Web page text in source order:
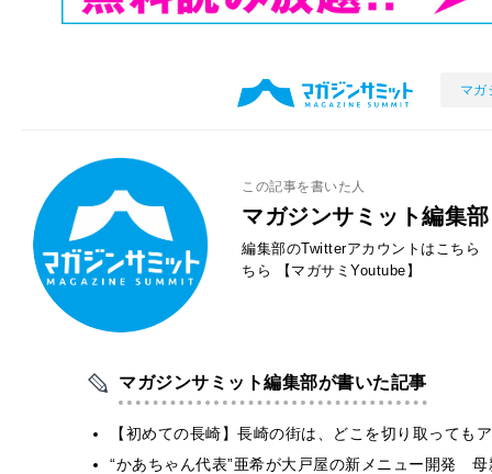
マガ
この記事を書いた人
マガジンサミット編集部
編集部のTwitterアカウントはこちら
ちら
【マガサミYoutube】
マガジンサミット編集部が書いた記事
【初めての長崎】長崎の街は、どこを切り取って
“かあちゃん代表”亜希が大戸屋の新メニュー開発